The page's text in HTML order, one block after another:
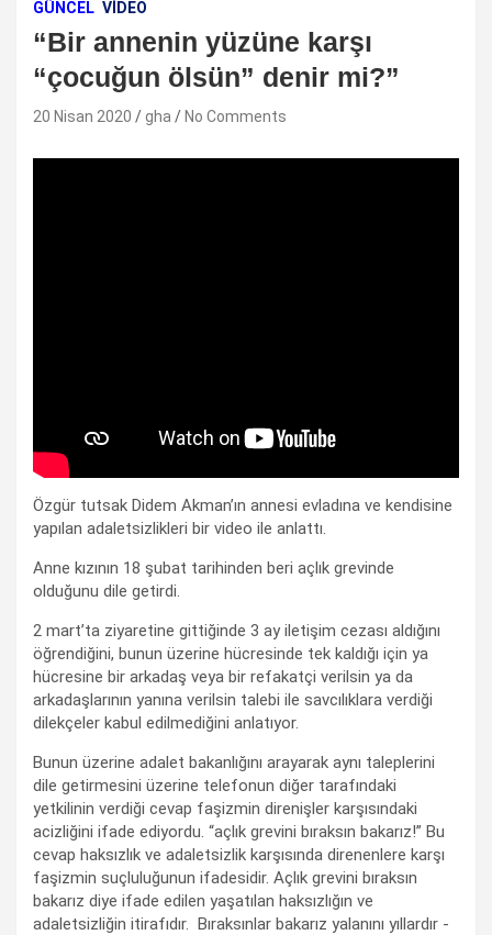
GÜNCEL VIDEO
“Bir annenin yüzüne karşı
“çocuğun ölsün” denir mi?”
20 Nisan 2020 gha No Comments
Özgür tutsak Didem Akman’ın annesi evladına ve kendisine
yapılan adaletsizlikleri bir video ile anlattı.
Anne kızının 18 şubat tarihinden beri açlık grevinde
olduğunu dile getirdi.
2 mart’ta ziyaretine gittiğinde 3 ay iletişim cezası aldığını
öğrendiğini, bunun üzerine hücresinde tek kaldığı için ya
hücresine bir arkadaş veya bir refakatçi verilsin ya da
arkadaşlarının yanına verilsin talebi ile savcılıklara verdiği
dilekçeler kabul edilmediğini anlatıyor.
Bunun üzerine adalet bakanlığını arayarak aynı taleplerini
dile getirmesini üzerine telefonun diğer tarafındaki
yetkilinin verdiği cevap faşizmin direnişler karşısındaki
acizliğini ifade ediyordu. “açlık grevini bıraksın bakarız!” Bu
cevap haksızlık ve adaletsizlik karşısında direnenlere karşı
faşizmin suçluluğunun ifadesidir. Açlık grevini bıraksın
bakarız diye ifade edilen yaşatılan haksızlığın ve
adaletsizliğin itirafıdır. Bıraksınlar bakarız yalanını yıllardır -